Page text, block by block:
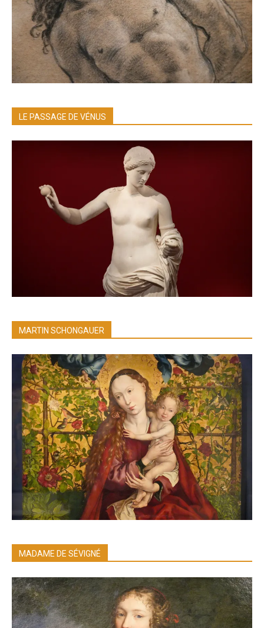
LE PASSAGE DE VÉNUS
MARTIN SCHONGAUER
MADAME DE SÉVIGNÉ